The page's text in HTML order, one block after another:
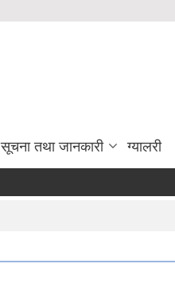
सूचना तथा जानकारी ग्यालरी